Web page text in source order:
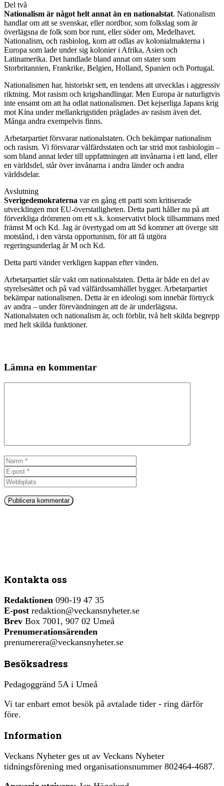
Del två
Nationalism är något helt annat än en nationalstat. Nationalism
handlar om att se svenskar, eller nordbor, som folkslag som är
överlägsna de folk som bor runt, eller söder om, Medelhavet.
Nationalism, och rasbiolog, kom att odlas av kolonialmakterna i
Europa som lade under sig kolonier i Afrika, Asien och
Latinamerika. Det handlade bland annat om stater som
Storbritannien, Frankrike, Belgien, Holland, Spanien och Portugal.
Nationalismen har, historiskt sett, en tendens att utvecklas i aggressiv
riktning. Mot rasism och krigshandlingar. Men Europa är naturligtvis
inte ensamt om att ha odlat nationalismen. Det kejserliga Japans krig
mot Kina under mellankrigstiden präglades av rasism även det.
Många andra exempelvis finns.
Arbetarpartiet försvarar nationalstaten. Och bekämpar nationalism
och rasism. Vi försvarar välfärdsstaten och tar strid mot rasbiologin –
som bland annat leder till uppfattningen att invånarna i ett land, eller
en världsdel, står över invånarna i andra länder och andra
världsdelar.
Avslutning
Sverigedemokraterna var en gång ett parti som kritiserade
utvecklingen mot EU-överstatligheten. Detta parti håller nu på att
förverkliga drömmen om ett s.k. konservativt block tillsammans med
främst M och Kd. Jag är övertygad om att Sd kommer att överge sitt
motstånd, i den värsta opportunism, för att få utgöra
regeringsunderlag år M och Kd.
Detta parti vänder verkligen kappan efter vinden.
Arbetarpartiet slår vakt om nationalstaten. Detta är både en del av
styrelsesättet och på vad välfärdssamhället bygger. Arbetarpartiet
bekämpar nationalismen. Detta är en ideologi som innebär förtryck
av andra – under förevändningen att de är underlägsna.
Nationalstaten och nationalism är, och förblir, två helt skilda begrepp
med helt skilda funktioner.
Lämna en kommentar
Namn
post
Kontakta oss
Redaktionen 090-19 47 35
E-post redaktion@veckansnyheter.se
Brev Box 7001, 907 02 Umeå
Prenumerationsärenden
prenumerera@veckansnyheter.se
Besöksadress
Pedagoggränd 5A i Umeå
Vi tar enbart emot besök på avtalade tider - ring därför
före.
Information
Veckans Nyheter ges ut av Veckans Nyheter
tidningsförening med organisationsnummer 802464-4687.